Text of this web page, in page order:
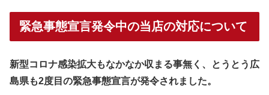
緊急事態宣言発令中の当店の対応について
新型コロナ感染拡大もなかなか収まる事無く、とうとう広
島県も2度目の緊急事態宣言が発令されました。